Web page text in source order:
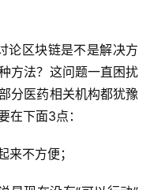
论区块链是不是解决方
方法？这问题一直困扰
分医药相关机构都犹豫
在下面3点：
来不方便；